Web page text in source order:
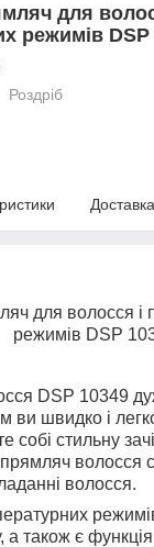
для
режимів DSP
Роздріб
Доставка
для волосся і
режимів DSP
DSP 10349
ви швидко і
собі стильну
волосся
волосся.
а також є